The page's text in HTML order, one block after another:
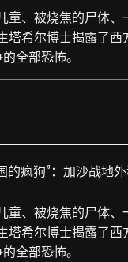
童、被烧焦的尸体、
塔希尔博士揭露了西
全部恐怖。
童、被烧焦的尸体、
塔希尔博士揭露了西
全部恐怖。